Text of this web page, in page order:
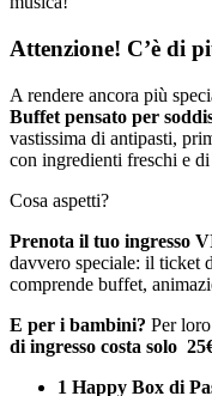
Attenzione! C’è di
A rendere ancora più
Buffet pensato per
vastissima di antipasti,
con ingredienti freschi e di
Cosa aspetti?
Prenota il tuo ingresso
davvero speciale: il ticket
comprende buffet,
E per i bambini? Per
di ingresso costa solo
1 Happy Box di